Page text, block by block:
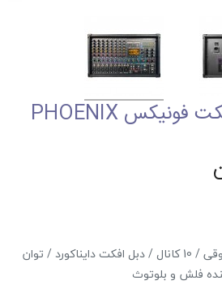
پاورمیکسر دبل افکت فونیکس PHOENIX
پاور میکسر فونیکس / صندوقی / 10 کانال / دبل افکت دایناکورد / توان